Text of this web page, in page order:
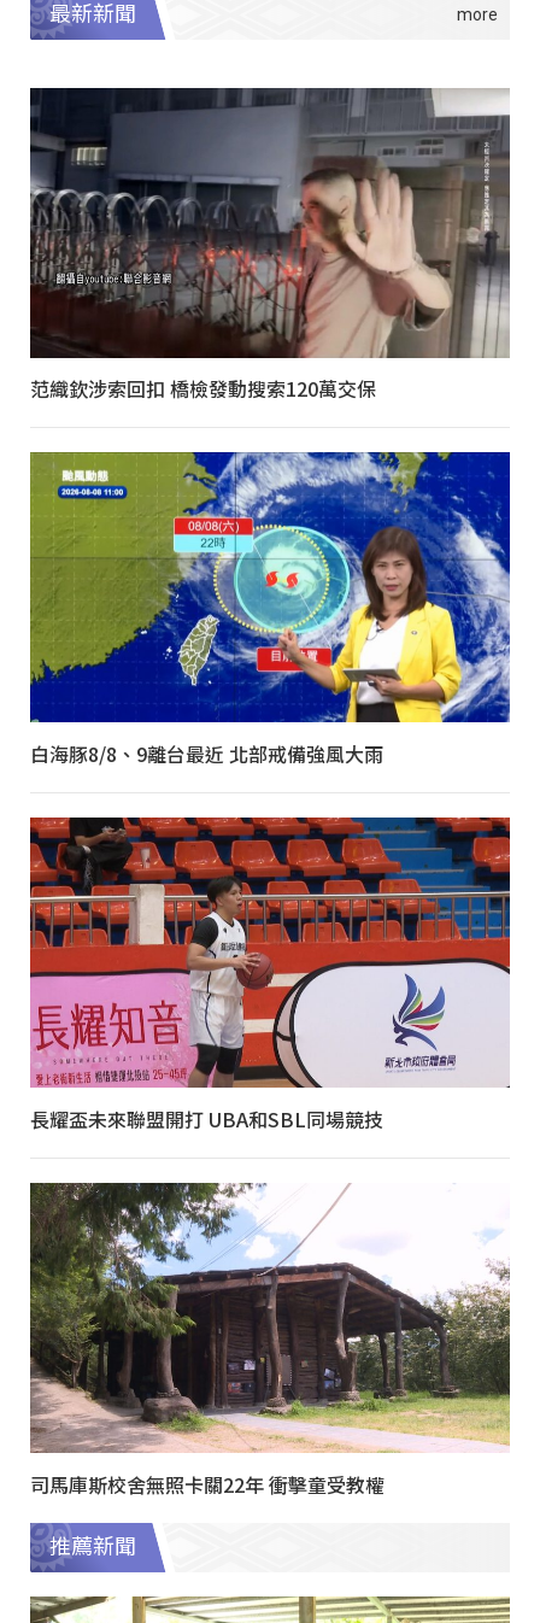
最新新聞
范織欽涉索回扣 橋檢發動搜索120萬交保
白海豚8/8、9離台最近 北部戒備強風大雨
長耀盃未來聯盟開打 UBA和SBL同場競技
司馬庫斯校舍無照卡關22年 衝擊童受教權
推薦新聞